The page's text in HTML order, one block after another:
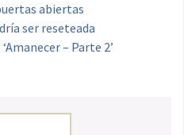
abiertas
ser reseteada
– Parte 2’